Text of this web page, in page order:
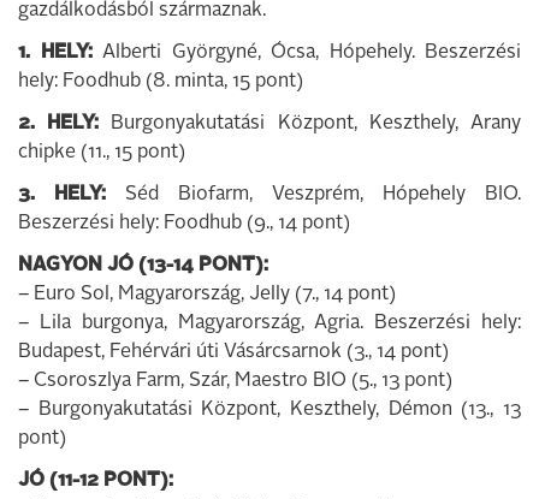
gazdálkodásból származnak.
1. HELY:Alberti Györgyné, Ócsa, Hópehely. Beszerzési
hely: Foodhub (8. minta, 15 pont)
2. HELY: Burgonyakutatási Központ, Keszthely, Arany
chipke (11., 15 pont)
3. HELY: Séd Biofarm, Veszprém, Hópehely BIO.
Beszerzési hely: Foodhub (9., 14 pont)
NAGYON JÓ (13-14 PONT):
– Euro Sol, Magyarország, Jelly (7., 14 pont)
– Lila burgonya, Magyarország, Agria. Beszerzési hely:
Budapest, Fehérvári úti Vásárcsarnok (3., 14 pont)
– Csoroszlya Farm, Szár, Maestro BIO (5., 13 pont)
– Burgonyakutatási Központ, Keszthely, Démon (13., 13
pont)
JÓ (11-12 PONT):